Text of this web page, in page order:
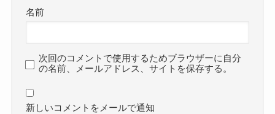
名前
次回のコメントで使用するためブラウザーに自分
の名前、メールアドレス、サイトを保存する。
新しいコメントをメールで通知